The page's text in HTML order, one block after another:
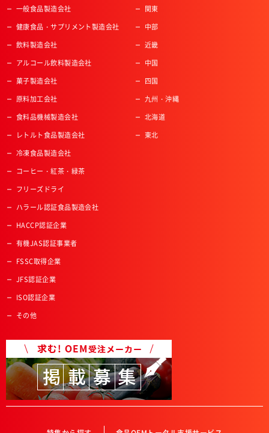
一般食品製造会社
健康食品・サプリメント製造会社
飲料製造会社
アルコール飲料製造会社
菓子製造会社
原料加工会社
食料品機械製造会社
レトルト食品製造会社
冷凍食品製造会社
コーヒー・紅茶・緑茶
フリーズドライ
ハラール認証食品製造会社
HACCP認証企業
有機JAS認証事業者
FSSC取得企業
JFS認証企業
ISO認証企業
その他
関東
中部
近畿
中国
四国
九州・沖縄
北海道
東北